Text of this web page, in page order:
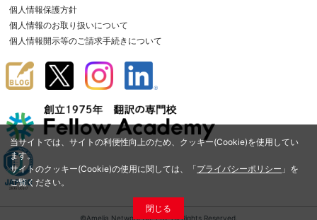
当サイトでは、サイトの利便性向上のため、クッキー(Cookie)を使用してい
ます。
サイトのクッキー(Cookie)の使用に関しては、「プライバシーポリシー 」を
ご覧ください。
閉じる
個人情報保護方針
個人情報のお取り扱いについて
個人情報開示等のご請求手続きについて
©Amelia Network Co.,Ltd. All Rights Reserved.